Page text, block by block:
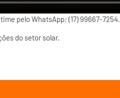
pelo WhatsApp: (17) 99667-7254.
do setor solar.